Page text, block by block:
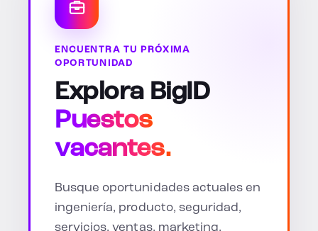
ENCUENTRA TU PRÓXIMA
OPORTUNIDAD
Explora BigID
Puestos
vacantes.
Busque oportunidades actuales en
ingeniería, producto, seguridad,
servicios, ventas, marketing,